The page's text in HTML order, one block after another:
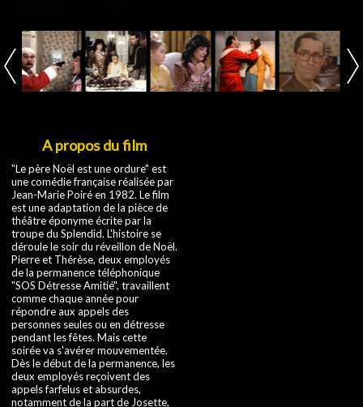
A propos du film
"Le père Noël est une ordure" est
une comédie française réalisée par
Jean-Marie Poiré en 1982. Le film
est une adaptation de la pièce de
théâtre éponyme écrite par la
troupe du Splendid. L'histoire se
déroule le soir du réveillon de Noël.
Pierre et Thérèse, deux employés
de la permanence téléphonique
"SOS Détresse Amitié", travaillent
comme chaque année pour
répondre aux appels des
personnes seules ou en détresse
pendant les fêtes. Mais cette
soirée va s'avérer mouvementée.
Dès le début de la permanence, les
deux employés reçoivent des
appels farfelus et absurdes,
notamment de la part de Josette,